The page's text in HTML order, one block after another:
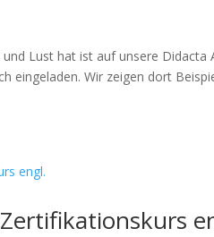
Lust hat ist auf unsere
eingeladen. Wir zeigen dort